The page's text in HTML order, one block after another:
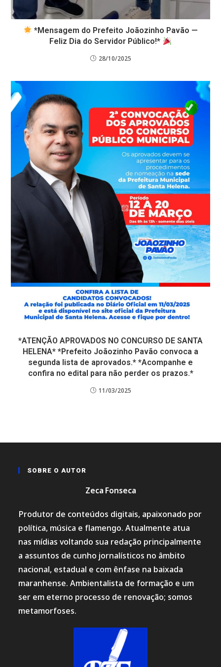
*Mensagem do Prefeito Joãozinho Pavão —
Feliz Dia do Servidor Público!*
28/10/2025
*ATENÇÃO APROVADOS NO CONCURSO DE SANTA
HELENA* *Prefeito Joãozinho Pavão convoca a
segunda lista de aprovados.* *Acompanhe e
confira no edital para não perder os prazos.*
11/03/2025
SOBRE O AUTOR
Zeca Fonseca
Produtor de conteúdos digitais, apaixonado por
política, música e flamengo. Atualmente atua
nas mídias voltando sua redação principalmente
a assuntos de cunho jornalísticos no âmbito
nacional, estadual e com ênfase na baixada
maranhense. Ambientalista de formação e um
ser em eterno processo de renovação; somos
metamorfoses.